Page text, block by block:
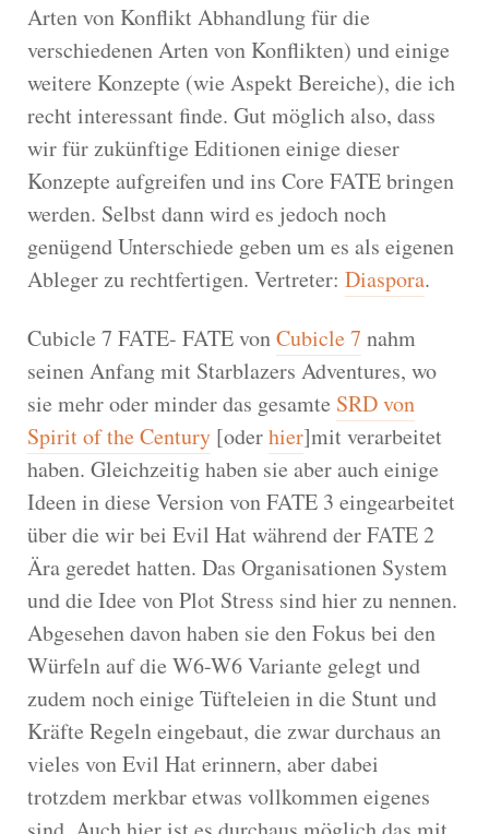
Arten von Konflikt Abhandlung für die
verschiedenen Arten von Konflikten) und einige
weitere Konzepte (wie Aspekt Bereiche), die ich
recht interessant finde. Gut möglich also, dass
wir für zukünftige Editionen einige dieser
Konzepte aufgreifen und ins Core FATE bringen
werden. Selbst dann wird es jedoch noch
genügend Unterschiede geben um es als eigenen
Ableger zu rechtfertigen. Vertreter: Diaspora.
Cubicle 7 FATE- FATE vonCubicle 7 nahm
seinen Anfang mit Starblazers Adventures, wo
sie mehr oder minder das gesamte SRD von
Spirit of the Century [oderhier]mit verarbeitet
haben. Gleichzeitig haben sie aber auch einige
Ideen in diese Version von FATE 3 eingearbeitet
über die wir bei Evil Hat während der FATE 2
Ära geredet hatten. Das Organisationen System
und die Idee von Plot Stress sind hier zu nennen.
Abgesehen davon haben sie den Fokus bei den
Würfeln auf die W6-W6 Variante gelegt und
zudem noch einige Tüfteleien in die Stunt und
Kräfte Regeln eingebaut, die zwar durchaus an
vieles von Evil Hat erinnern, aber dabei
trotzdem merkbar etwas vollkommen eigenes